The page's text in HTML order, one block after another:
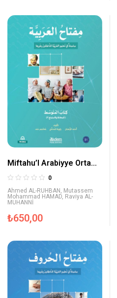
Miftahu’l Arabiyye Orta
Seviye (Konuşma ve
Dinleme)
0
Ahmed AL-RUHBAN Mutassem
Mohammad HAMAD Raviya AL-
MUHANNİ
₺650,00